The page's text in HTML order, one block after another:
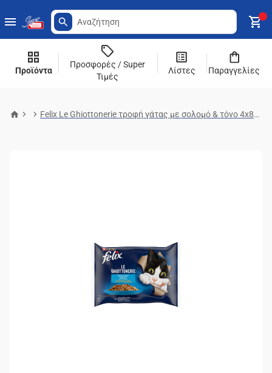
Προϊόντα
Προσφορές / Super
Τιμές
Λίστες Παραγγελίες
Felix Le Ghiottonerie τροφή γάτας με σολομό & τόνο 4x85g